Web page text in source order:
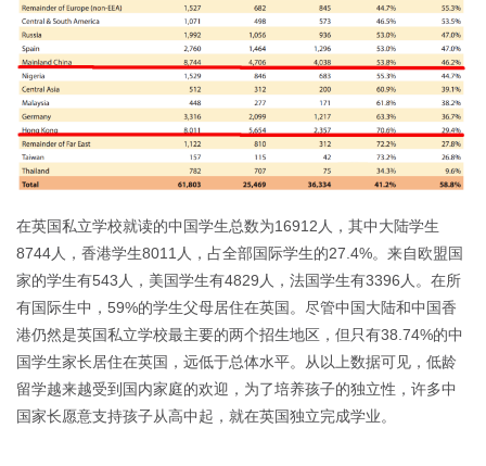
在英国私立学校就读的中国学生总数为16912人，其中大陆学生
8744人，香港学生8011人，占全部国际学生的27.4%。来自欧盟国
家的学生有543人，美国学生有4829人，法国学生有3396人。在所
有国际生中，59%的学生父母居住在英国。尽管中国大陆和中国香
港仍然是英国私立学校最主要的两个招生地区，但只有38.74%的中
国学生家长居住在英国，远低于总体水平。从以上数据可见，低龄
留学越来越受到国内家庭的欢迎，为了培养孩子的独立性，许多中
国家长愿意支持孩子从高中起，就在英国独立完成学业。